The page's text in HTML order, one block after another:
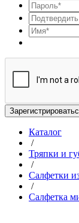
Каталог
/
Тряпки и
/
Салфетки
/
Салфетка